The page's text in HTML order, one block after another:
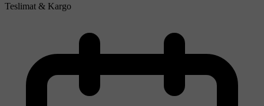
Teslimat & Kargo